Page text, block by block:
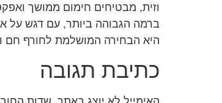
וזית, מבטיחים חימום ממושך
היא הבחירה המושלמת לחורף חם
כתיבת תגובה